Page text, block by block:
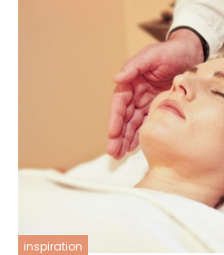
inspiration